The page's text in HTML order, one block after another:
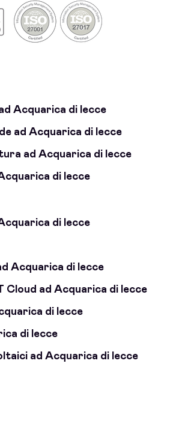
Acquarica di lecce
ad Acquarica di lecce
ad Acquarica di lecce
di lecce
di lecce
Acquarica di lecce
Cloud ad Acquarica di lecce
di lecce
di lecce
ad Acquarica di lecce